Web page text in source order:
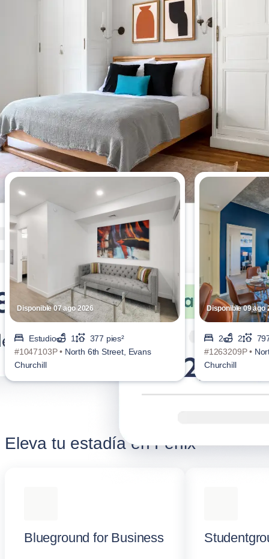
Apartamentos más vistos esta
semana
Disponible 07 ago 2026
Estudio 1
377 pies²
#1047103P • North 6th Street, Evans
Churchill
Disponible 09 ago
2 2
#1263209P •
Churchill
Eleva tu estadía en Fénix
Blueground for Business